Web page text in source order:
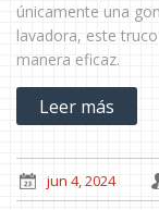
únicamente una
lavadora, este
manera eficaz.
Leer más
jun 4, 2024